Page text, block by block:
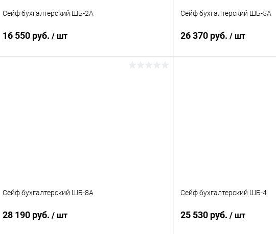
Сейф бухгалтерский ШБ-2А
16 550 руб. / шт
Сейф бухгалтерский ШБ-5А
26 370 руб. / шт
Сейф бухгалтерский ШБ-8А
28 190 руб. / шт
Сейф бухгалтерский ШБ-4
25 530 руб. / шт